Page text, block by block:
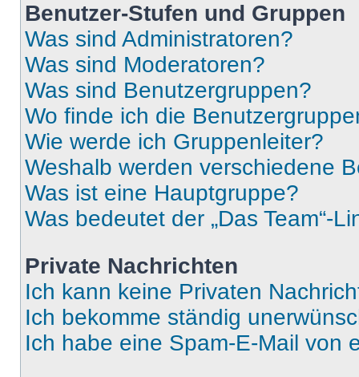
Benutzer-Stufen und Gruppen
Was sind Administratoren?
Was sind Moderatoren?
Was sind Benutzergruppen?
Wo finde ich die
Wie werde ich Gruppenleiter?
Weshalb werden verschiedene
Was ist eine Hauptgruppe?
Was bedeutet der „Das Team“-
Private Nachrichten
Ich kann keine Privaten
Ich bekomme ständig
Ich habe eine Spam-E-Mail von